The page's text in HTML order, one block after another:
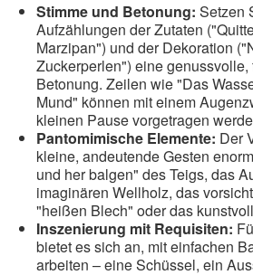
Stimme und Betonung: Setzen
Aufzählungen der Zutaten
Marzipan") und der Dekoration
Zuckerperlen") eine genussvolle,
Betonung. Zeilen wie "Das
Mund" können mit einem
kleinen Pause vorgetragen
Pantomimische Elemente: Der
kleine, andeutende Gesten
und her balgen" des Teigs, das
imaginären Wellholz, das
"heißen Blech" oder das
Inszenierung mit Requisiten:
bietet es sich an, mit einfachen
arbeiten – eine Schüssel, ein